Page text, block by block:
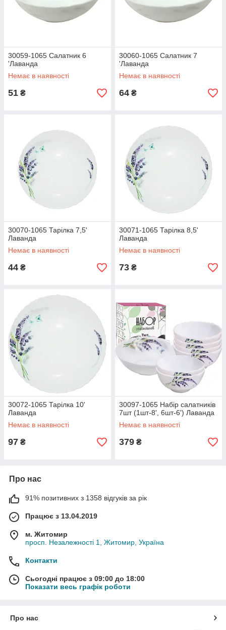
30059-1065 Салатник 6
'Лаванда
Немає в наявності
51 ₴
30060-1065 Салатник 7
'Лаванда
Немає в наявності
64 ₴
30070-1065 Тарілка 7,5'
Лаванда
Немає в наявності
44 ₴
30071-1065 Тарілка 8,5'
Лаванда
Немає в наявності
73 ₴
30072-1065 Тарілка 10'
Лаванда
Немає в наявності
97 ₴
30097-1065 Набір салатників
7шт (1шт-8', 6шт-6') Лаванда
Немає в наявності
379 ₴
Про нас
91% позитивних з 1358 відгуків за рік
Працює з 13.04.2019
м. Житомир
просп. Незалежності 1, Житомир, Україна
Контакти
Сьогодні працює з 09:00 до 18:00
Показати весь графік роботи
Про нас